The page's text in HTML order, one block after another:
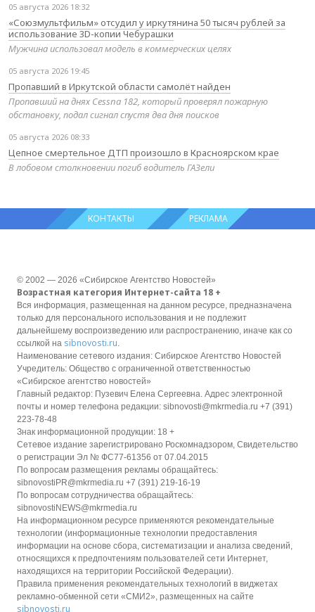
05 августа 2026 18:32
«Союзмультфильм» отсудил у иркутянина 50 тысяч рублей за
использование 3D-копии Чебурашки
Мужчина использовал модель в коммерческих целях
05 августа 2026 19:45
Пропавший в Иркутской области самолёт найден
Пропавший на днях Cessna 182, который проверял пожарную
обстановку, подал сигнал спустя два дня поисков
05 августа 2026 08:33
Цепное смертельное ДТП произошло в Красноярском крае
В лобовом столкновении погиб водитель ГАЗели
КОНТАКТЫ РЕКЛАМА
© 2002 — 2026 «Сибирское Агентство Новостей»
Возрастная категория Интернет-сайта 18 +
Вся информация, размещенная на данном ресурсе, предназначена
только для персонального использования и не подлежит
дальнейшему воспроизведению или распространению, иначе как со
ссылкой на sibnovosti.ru
Наименование сетевого издания: Сибирское Агентство Новостей
Учредитель: Общество с ограниченной ответственностью
«Сибирское агентство новостей»
Главный редактор: Пузевич Елена Сергеевна. Адрес электронной
почты и номер телефона редакции: sibnovosti@mkrmedia.ru +7 (391)
223-78-48
Знак информационной продукции: 18 +
Сетевое издание зарегистрировано Роскомнадзором, Свидетельство
о регистрации Эл № ФС77-61356 от 07.04.2015
По вопросам размещения рекламы обращайтесь:
sibnovostiPR@mkrmedia.ru +7 (391) 219-16-19
По вопросам сотрудничества обращайтесь:
sibnovostiNEWS@mkrmedia.ru
На информационном ресурсе применяются рекомендательные
технологии (информационные технологии предоставления
информации на основе сбора, систематизации и анализа сведений,
относящихся к предпочтениям пользователей сети Интернет,
находящихся на территории Российской Федерации).
Правила применения рекомендательных технологий в виджетах
рекламно-обменной сети «СМИ2», размещенных на сайте
sibnovosti.ru